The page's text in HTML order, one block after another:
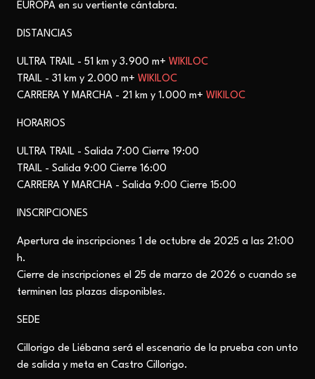
EUROPA en su vertiente cántabra.
DISTANCIAS
ULTRA TRAIL - 51 km y 3.900 m+ WIKILOC
TRAIL - 31 km y 2.000 m+ WIKILOC
CARRERA Y MARCHA - 21 km y 1.000 m+ WIKILOC
HORARIOS
ULTRA TRAIL - Salida 7:00 Cierre 19:00
TRAIL - Salida 9:00 Cierre 16:00
CARRERA Y MARCHA - Salida 9:00 Cierre 15:00
INSCRIPCIONES
Apertura de inscripciones 1 de octubre de 2025 a las 21:00
h.
Cierre de inscripciones el 25 de marzo de 2026 o cuando se
terminen las plazas disponibles.
SEDE
Cillorigo de Liébana será el escenario de la prueba con unto
de salida y meta en Castro Cillorigo.